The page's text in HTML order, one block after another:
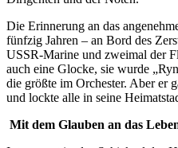
Die Erinnerung an das
fünfzig Jahren – an Bord des
USSR-Marine und zweimal der
auch eine Glocke, sie wurde
die größte im Orchester. Aber er
und lockte alle in seine
Mit dem Glauben an das